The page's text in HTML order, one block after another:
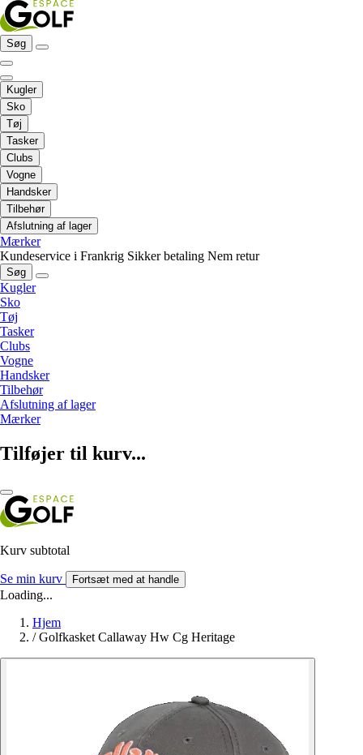
Søg
Kugler
Sko
Tøj
Tasker
Clubs
Vogne
Handsker
Tilbehør
Afslutning af lager
Mærker
Kundeservice i Frankrig Sikker betaling Nem retur
Søg
Kugler
Sko
Tøj
Tasker
Clubs
Vogne
Handsker
Tilbehør
Afslutning af lager
Mærker
Tilføjer til kurv...
Kurv subtotal
Se min kurv Fortsæt med at handle
Loading...
Hjem
/ Golfkasket Callaway Hw Cg Heritage